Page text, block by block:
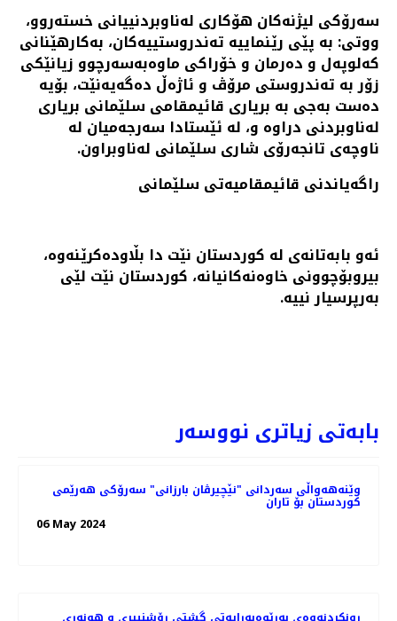
سه‌رۆكی لیژنه‌كان هۆكاری له‌ناوبردنییانی خسته‌روو،
ووتی: به‌ پێی رێنماییه‌ ته‌ندروستییه‌كان، به‌كارهێنانی
كه‌لوپه‌ل و ده‌رمان و خۆراكی ماوه‌به‌سه‌رچوو زیانێكی
زۆر به‌ ته‌ندروستی مرۆڤ و ئاژه‌ڵ ده‌گه‌یه‌نێت، بۆیه‌
ده‌ست به‌جی به‌ بریاری قائیمقامی سلێمانی بریاری
له‌ناوبردنی دراوه‌ و، له‌ ئێستادا سه‌رجه‌میان له‌
ناوچه‌ی تانجه‌رۆی شاری سلێمانی له‌ناوبراون.
راگه‌یاندنی قائیمقامیه‌تی سلێمانی
ئه‌و بابه‌تانه‌ی له‌ کوردستان نێت دا بڵاوده‌کرێنه‌وه‌،
بیروبۆچوونی خاوه‌نه‌کانیانه‌، کوردستان نێت لێی
به‌رپرسیار نییه‌.
بابەتی زیاتری نووسەر
وێنه‌هه‌واڵی سه‌ردانی "نێچیرڤان بارزانی" سەرۆکی هەرێمی
کوردستان بۆ تاران
06 May 2024